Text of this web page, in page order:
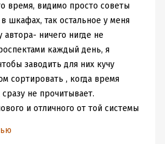
время, видимо просто советы
шкафах, так остальное у меня
автора- ничего нигде не
каждый день, я
заводить для них кучу
сортировать , когда время
не прочитывает.
и отличного от той системы